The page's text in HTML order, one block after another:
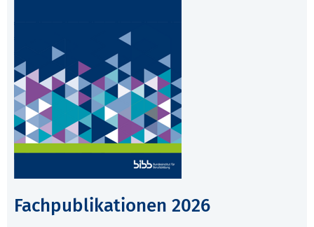
Fachpublikationen 2026